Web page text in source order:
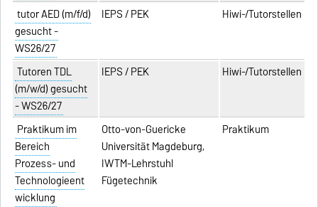
tutor AED (m/f/d)
gesucht -
WS26/27
IEPS / PEK Hiwi-/Tutorstellen
Tutoren TDL
(m/w/d) gesucht
- WS26/27
IEPS / PEK Hiwi-/Tutorstellen
Praktikum im
Bereich
Prozess- und
Technologieent
wicklung
Otto-von-Guericke
Universität Magdeburg,
IWTM-Lehrstuhl
Fügetechnik
Praktikum